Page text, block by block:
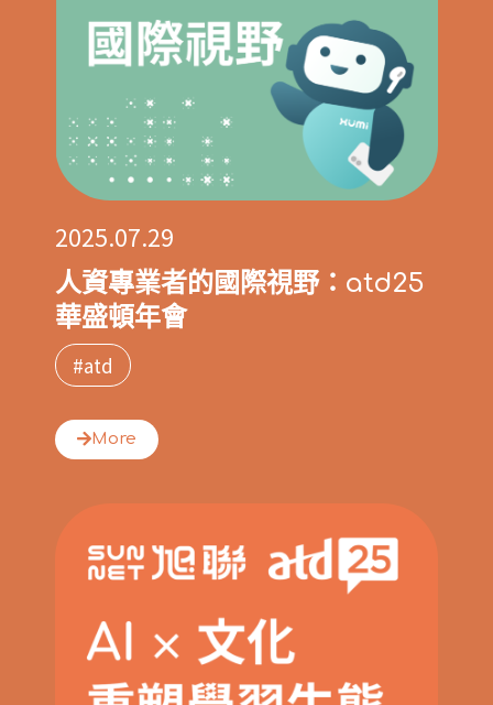
人資專業者的國際視野：atd25
華盛頓年會
2025.07.29
#atd
More